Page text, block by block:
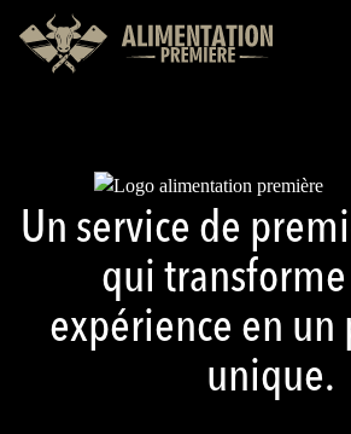
Un service de
qui
expérience en
unique.